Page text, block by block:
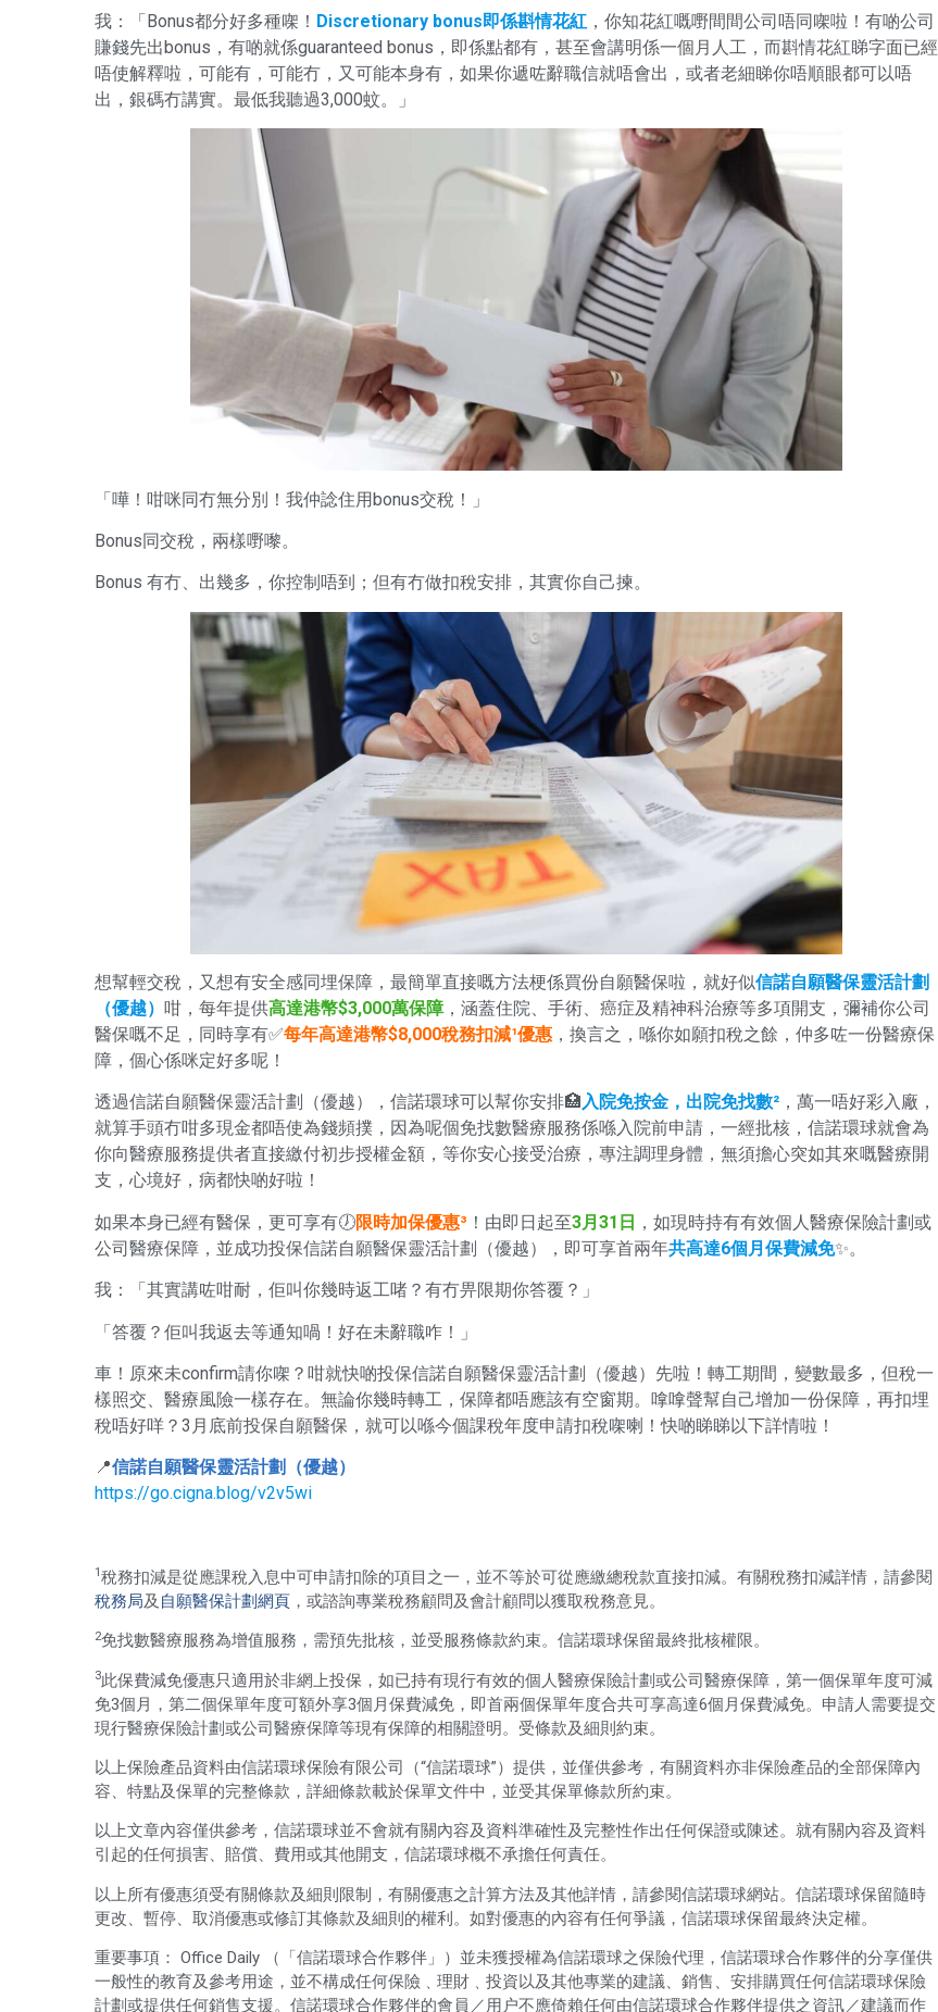
我：「Bonus都分好多種㗎！ Discretionary bonus即係斟情花紅 ，你知花紅嘅嘢間間公司唔同㗎啦！有啲公司
賺錢先出bonus，有啲就係guaranteed bonus，即係點都有，甚至會講明係一個月人工，而斟情花紅睇字面已經
唔使解釋啦，可能有，可能冇，又可能本身有，如果你遞咗辭職信就唔會出，或者老細睇你唔順眼都可以唔
出，銀碼冇講實。最低我聽過3,000蚊。」
「嘩！咁咪同冇無分別！我仲諗住用bonus交稅！」
Bonus同交稅，兩樣嘢嚟。
Bonus 有冇、出幾多，你控制唔到；但有冇做扣稅安排，其實你自己揀。
想幫輕交稅，又想有安全感同埋保障，最簡單直接嘅方法梗係買份自願醫保啦，就好似信諾自願醫保靈活計劃
（優越） 咁，每年提供高達港幣$3,000萬保障，涵蓋住院、手術、癌症及精神科治療等多項開支，彌補你公司
醫保嘅不足，同時享有✅每年高達港幣$8,000稅務扣減¹優惠 ，換言之，喺你如願扣稅之餘，仲多咗一份醫療保
障，個心係咪定好多呢！
透過信諾自願醫保靈活計劃（優越），信諾環球可以幫你安排🏥入院免按金，出院免找數² ，萬一唔好彩入廠，
就算手頭冇咁多現金都唔使為錢頻撲，因為呢個免找數醫療服務係喺入院前申請，一經批核，信諾環球就會為
你向醫療服務提供者直接繳付初步授權金額，等你安心接受治療，專注調理身體，無須擔心突如其來嘅醫療開
支，心境好，病都快啲好啦！
如果本身已經有醫保，更可享有🕖限時加保優惠³ ！由即日起至3月31日 ，如現時持有有效個人醫療保險計劃或
公司醫療保障，並成功投保信諾自願醫保靈活計劃（優越），即可享首兩年共高達6個月保費減免✨。
我：「其實講咗咁耐，佢叫你幾時返工啫？有冇畀限期你答覆？」
「答覆？佢叫我返去等通知喎！好在未辭職咋！」
車！原來未confirm請你㗎？咁就快啲投保信諾自願醫保靈活計劃（優越）先啦！轉工期間，變數最多，但稅一
樣照交、醫療風險一樣存在。無論你幾時轉工，保障都唔應該有空窗期。嗱嗱聲幫自己增加一份保障，再扣埋
稅唔好咩？3月底前投保自願醫保，就可以喺今個課稅年度申請扣稅㗎喇！快啲睇睇以下詳情啦！
📍信諾自願醫保靈活計劃（優越）
https://go.cigna.blog/v2v5wi
1 稅務扣減是從應課稅入息中可申請扣除的項目之一，並不等於可從應繳總稅款直接扣減。有關稅務扣減詳情，請參閱
稅務局及 自願醫保計劃網頁 ，或諮詢專業稅務顧問及會計顧問以獲取稅務意見。
2免找數醫療服務為增值服務，需預先批核，並受服務條款約束。信諾環球保留最終批核權限。
3此保費減免優惠只適用於非網上投保，如已持有現行有效的個人醫療保險計劃或公司醫療保障，第一個保單年度可減
免3個月，第二個保單年度可額外享3個月保費減免，即首兩個保單年度合共可享高達6個月保費減免。申請人需要提交
現行醫療保險計劃或公司醫療保障等現有保障的相關證明。受條款及細則約束。
以上保險產品資料由信諾環球保險有限公司（“信諾環球”）提供，並僅供參考，有關資料亦非保險產品的全部保障內
容、特點及保單的完整條款，詳細條款載於保單文件中，並受其保單條款所約束。
以上文章內容僅供參考，信諾環球並不會就有關內容及資料準確性及完整性作出任何保證或陳述。就有關內容及資料
引起的任何損害、賠償、費用或其他開支，信諾環球概不承擔任何責任。
以上所有優惠須受有關條款及細則限制，有關優惠之計算方法及其他詳情，請參閱信諾環球網站。信諾環球保留隨時
更改、暫停、取消優惠或修訂其條款及細則的權利。如對優惠的內容有任何爭議，信諾環球保留最終決定權。
重要事項： Office Daily （「信諾環球合作夥伴」）並未獲授權為信諾環球之保險代理，信諾環球合作夥伴的分享僅供
一般性的教育及參考用途，並不構成任何保險﹑理財﹑投資以及其他專業的建議、銷售、安排購買任何信諾環球保險
計劃或提供任何銷售支援。信諾環球合作夥伴的會員／用户不應倚賴任何由信諾環球合作夥伴提供之資訊／建議而作